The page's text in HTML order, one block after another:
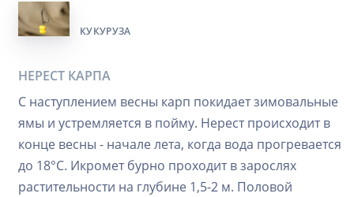
КУКУРУЗА
НЕРЕСТ КАРПА
С наступлением весны карп покидает зимовальные
ямы и устремляется в пойму. Нерест происходит в
конце весны - начале лета, когда вода прогревается
до 18°C. Икромет бурно проходит в зарослях
растительности на глубине 1,5-2 м. Половой